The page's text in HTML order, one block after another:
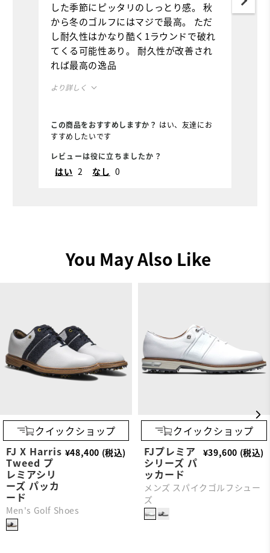
した季節にピッタリのしっとり感。 秋
から冬のゴルフにはマジで最高。 ただ
し耐久性はかなり酷く1ラウンドで破れ
てくる可能性あり。 耐久性が改善され
れば最高の逸品
より詳しく
耐久性
この商品をおすすめしますか？ はい、友達にお
すすめしたいです
レビューは役に立ちましたか？
はい 2 なし 0
You May Also Like
クイックショップ
FJ X Harris
Tweed プ
レミアシリ
ーズ パッカ
ード
Men's Golf Shoes
¥48,400 (税込)
クイックショップ
FJプレミア
シリーズ パ
ッカード
メンズ スパイクゴルフシュー
ズ
¥39,600 (税込)